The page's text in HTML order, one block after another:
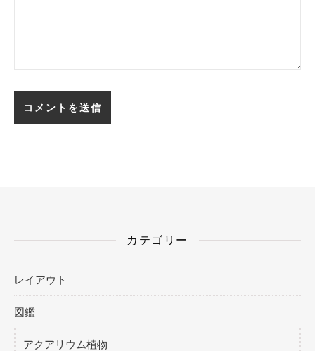
カテゴリー
レイアウト
図鑑
アクアリウム植物